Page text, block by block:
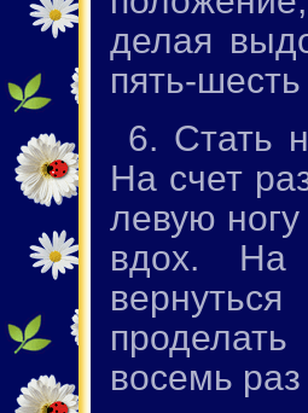
делая
пять-шесть
6. Стать
На счет
левую
вдох. На
восемь